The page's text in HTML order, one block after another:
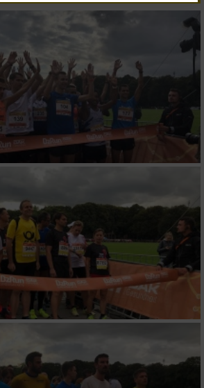
(1 IAB-Anbieter)
Zwecke:
Zugriff auf Informationen
Daten zur Auswahl
für personalisierte
zur Auswahl
zur Personalisierung
zur Auswahl